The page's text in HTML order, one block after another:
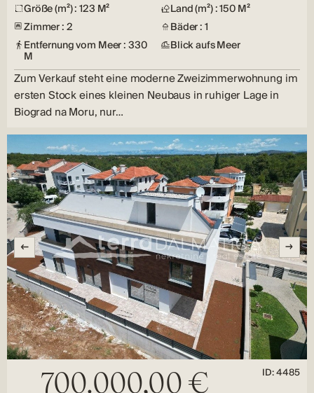
Größe (m²) : 123 M²
Land (m²) : 150 M²
Zimmer : 2
Bäder : 1
Entfernung vom Meer : 330
M
Blick aufs Meer
Zum Verkauf steht eine moderne Zweizimmerwohnung im
ersten Stock eines kleinen Neubaus in ruhiger Lage in
Biograd na Moru, nur…
700.000,00 € ID: 4485